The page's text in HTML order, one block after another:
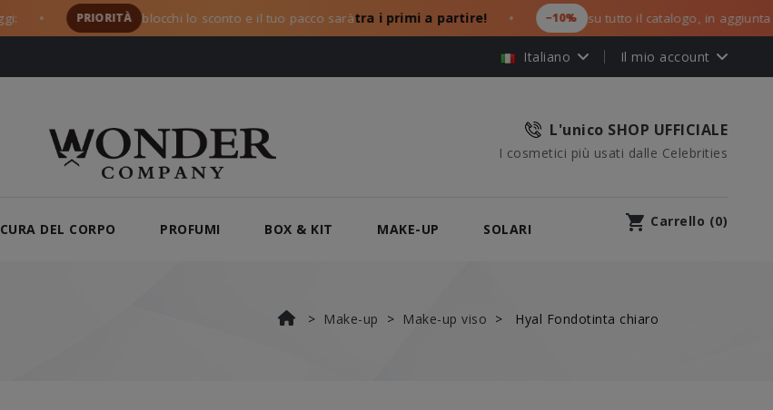
● PRIORITÀ blocchi lo sconto e il tuo pacco saràtra i primi a partire! ● −10% su tutto il catalogo, in aggiunta ai
Italiano Il mio account
L'unico SHOP UFFICIALE
I cosmetici più usati dalle Celebrities
CURA DEL CORPO PROFUMI BOX & KIT MAKE-UP SOLARI shopping_cart Carrello (0)
Make-up Make-up viso Hyal Fondotinta chiaro